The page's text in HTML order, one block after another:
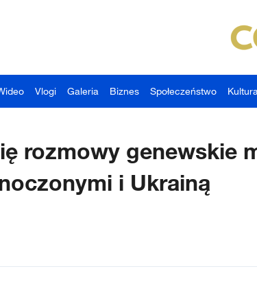
Vlogi Galeria Biznes Społeczeństwo Kultura
rozmowy genewskie
i Ukrainą